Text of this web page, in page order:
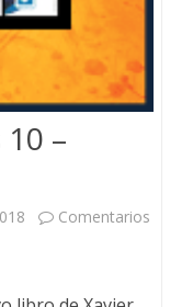
–
Comentarios